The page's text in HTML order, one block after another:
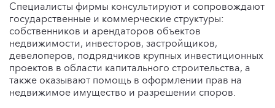
Специалисты фирмы консультируют и сопровождают
государственные и коммерческие структуры:
собственников и арендаторов объектов
недвижимости, инвесторов, застройщиков,
девелоперов, подрядчиков крупных инвестиционных
проектов в области капитального строительства, а
также оказывают помощь в оформлении прав на
недвижимое имущество и разрешении споров.